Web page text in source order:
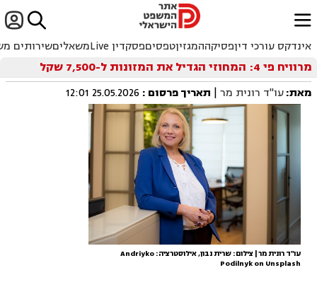

ﱐ
אינדקס עורכי דיןפסיקההמגזיןטפסיםפסקדין Live משאליםשירותים
מרוויח פי 4: המחוזי הגדיל את המזונות ל-7,500 שקל
מאת:עו"ד רונית מר | תאריך פרסום :
25.05.2026 12:01
עו"ד רונית מר | צילום: שרית נבון, אילוסטרציה: Andriyko
Podilnyk on Unsplash